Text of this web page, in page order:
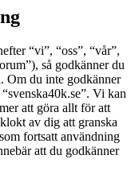
“vi”, “oss”, “vår”,
så godkänner du
Om du inte godkänner
Vi kan
att göra allt för att
av dig att granska
fortsatt användning
att du godkänner